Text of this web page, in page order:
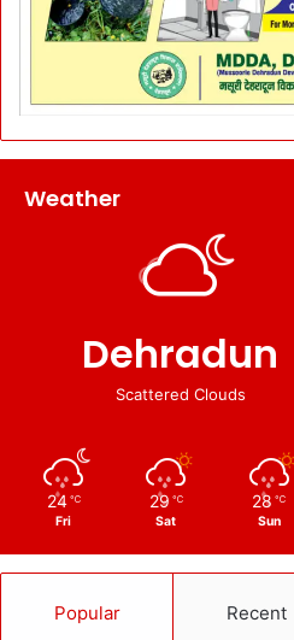
Weather
Dehradun
Scattered Clouds
24 ℃
Fri
29 ℃
Sat
28 ℃
Sun
Popular Recent